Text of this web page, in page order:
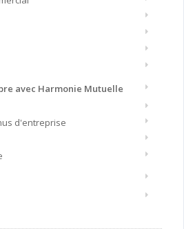
avec Harmonie Mutuelle
d'entreprise